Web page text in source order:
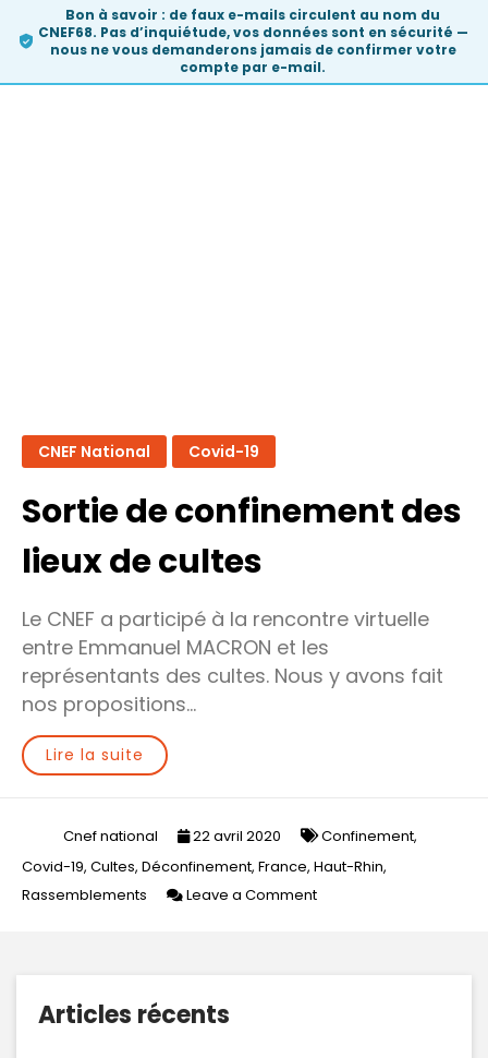
CNEF National Covid-19
Sortie de confinement des
lieux de cultes
Le CNEF a participé à la rencontre virtuelle
entre Emmanuel MACRON et les
représentants des cultes. Nous y avons fait
nos propositions…
Lire la suite
Cnef national 22 avril 2020 Confinement,
Covid-19, Cultes, Déconfinement, France, Haut-Rhin,
Rassemblements
Leave a Commenton
Articles récents
Bon à savoir : de faux e-mails circulent au nom du
CNEF68. Pas d’inquiétude, vos données sont en sécurité —
nous ne vous demanderons jamaisde confirmer votre
compte par e-mail.